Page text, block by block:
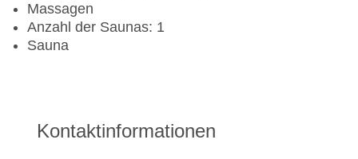
Massagen
Anzahl der Saunas: 1
Sauna
Kontaktinformationen